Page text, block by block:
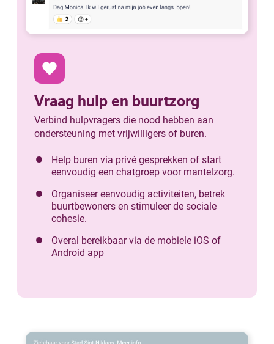
favorite
Vraag hulp en buurtzorg
Verbind hulpvragers die nood hebben aan
ondersteuning met vrijwilligers of buren.
Help buren via privé gesprekken of start
eenvoudig een chatgroep voor mantelzorg.
Organiseer eenvoudig activiteiten, betrek
buurtbewoners en stimuleer de sociale
cohesie.
Overal bereikbaar via de mobiele iOS of
Android app